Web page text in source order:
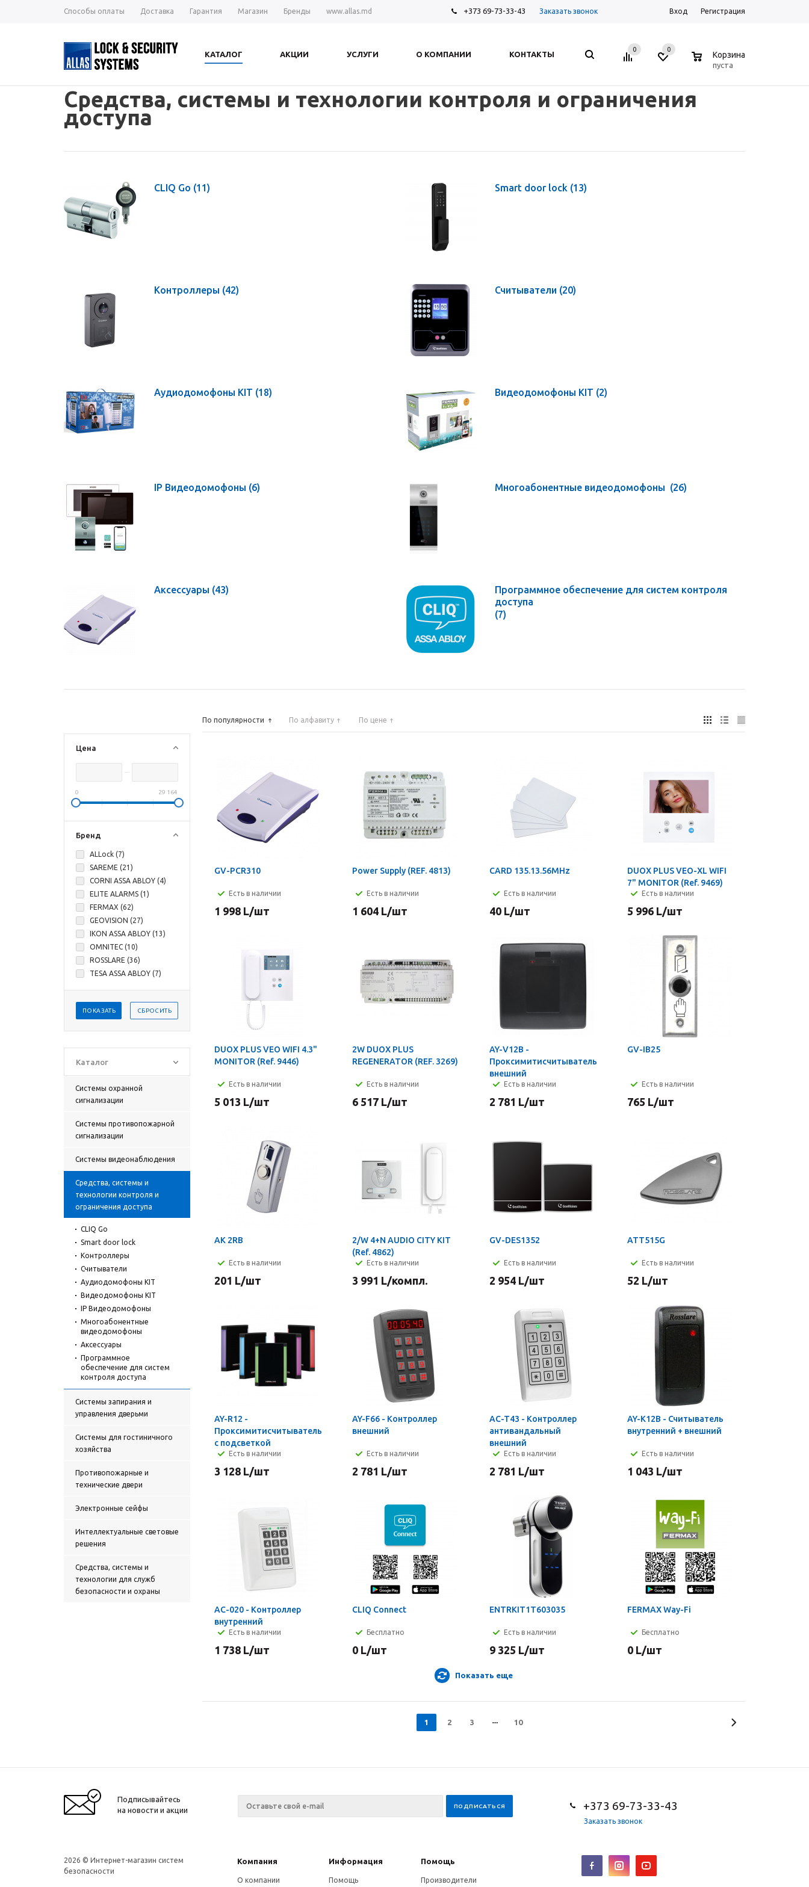
Способы оплаты Доставка Гарантия Магазин Бренды www.allas.md +373 69-73-33-43 Заказать звонок Вход Регистрация
КАТАЛОГ АКЦИИ УСЛУГИ О КОМПАНИИ КОНТАКТЫ
0 0
Корзина
пуста
Средства, системы и технологии контроля и ограничения
доступа
CLIQ Go (11) Smart door lock (13)
Контроллеры (42) Считыватели (20)
Аудиодомофоны KIT (18) Видеодомофоны KIT (2)
IP Видеодомофоны (6) Многоабонентные видеодомофоны (26)
Аксессуары (43)
Программное обеспечение для систем контроля
доступа
(7)
Цена
0 29 164
Бренд
ALLock (7)
SAREME (21 )
CORNI ASSA ABLOY (4)
ELITE ALARMS (1 )
FERMAX (62)
GEOVISION (27)
IKON ASSA ABLOY (13)
OMNITEC (10)
ROSSLARE (36)
TESA ASSA ABLOY (7)
ПОКАЗАТЬ СБРОСИТЬ
Каталог
Системы охранной
сигнализации
Системы противопожарной
сигнализации
Cистемы видеонаблюдения
Средства, системы и
технологии контроля и
ограничения доступа
CLIQ Go
Smart door lock
Контроллеры
Считыватели
Аудиодомофоны KIT
Видеодомофоны KIT
IP Видеодомофоны
Многоабонентные
видеодомофоны
Аксессуары
Программное
обеспечение для систем
контроля доступа
Cистемы запирания и
управления дверьми
Системы для гостиничного
хозяйства
Противопожарные и
технические двери
Электронные сейфы
Интеллектуальные световые
решения
Средства, системы и
технологии для служб
безопасности и охраны
По популярности По алфавиту По цене
GV-PCR310
Есть в наличии
1 998 L/шт
Power Supply (REF. 4813)
Есть в наличии
1 604L/шт
CARD 135.13.56MHz
Есть в наличии
40 L/шт
DUOX PLUS VEO-XL WIFI
7" MONITOR (Ref. 9469)
Есть в наличии
5 996L/шт
DUOX PLUS VEO WIFI 4.3"
MONITOR (Ref. 9446)
Есть в наличии
5 013 L/шт
2W DUOX PLUS
REGENERATOR (REF. 3269)
Есть в наличии
6 517L/шт
AY-V12B -
Проксимитисчитыватель
внешний
Есть в наличии
2 781 L/шт
GV-IB25
Есть в наличии
765 L/шт
AK 2RB
Есть в наличии
201 L/шт
2/W 4+N AUDIO CITY KIT
(Ref. 4862)
Есть в наличии
3 991 L/компл.
GV-DES1352
Есть в наличии
2 954 L/шт
ATT515G
Есть в наличии
52 L/шт
AY-R12 -
Проксимитисчитыватель
с подсветкой
Есть в наличии
3 128 L/шт
AY-F66 - Контроллер
внешний
Есть в наличии
2 781 L/шт
AC-T43 - Контроллер
антивандальный
внешний
Есть в наличии
2 781 L/шт
AY-K12B - Считыватель
внутренний + внешний
Есть в наличии
1 043 L/шт
AC-020 - Контроллер
внутренний
Есть в наличии
1 738 L/шт
CLIQ Connect
Бесплатно
0L/шт
ENTRKIT1T603035
Есть в наличии
9 325 L/шт
FERMAX Way-Fi
Бесплатно
0L/шт
Показать еще
1 2 3 10
Подписывайтесь
на новости и акции
+373 69-73-33-43
Заказать звонок
2026 © Интернет-магазин систем
безопасности
Компания Информация Помощь
О компании Помощь Производители